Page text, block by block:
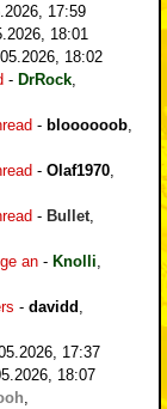
17:59
18:01
18:02
- DrRock
- bloooooob
- Olaf1970
- Bullet
an - Knolli
- davidd
17:37
18:07